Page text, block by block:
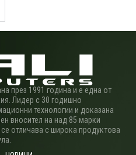
през 1991 година и е една от
Лидер с 30 годишно
технологии и доказана
вносител на над 85 марки
отличава с широка продуктова